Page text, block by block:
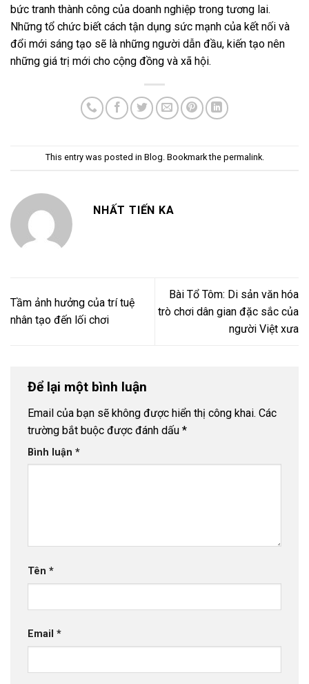
bức tranh thành công của doanh nghiệp trong tương lai.
Những tổ chức biết cách tận dụng sức mạnh của kết nối và
đổi mới sáng tạo sẽ là những người dẫn đầu, kiến tạo nên
những giá trị mới cho cộng đồng và xã hội.
This entry was posted in Blog . Bookmark the permalink.
NHẤT TIẾN KA
Tầm ảnh hưởng của trí tuệ
nhân tạo đến lối chơi
Bài Tổ Tôm: Di sản văn hóa
trò chơi dân gian đặc sắc của
người Việt xưa
Để lại một bình luận
Email của bạn sẽ không được hiển thị công khai. Các
trường bắt buộc được đánh dấu *
Bình luận *
Tên *
Email *